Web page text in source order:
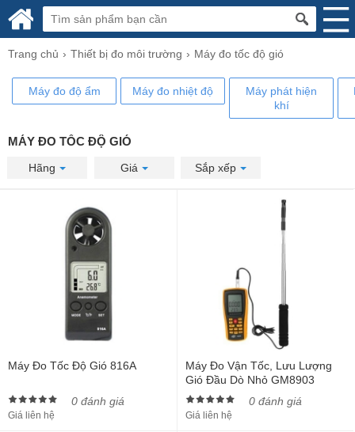
Trang chủ Thiết bị đo môi trường Máy đo tốc độ gió
Máy đo độ ẩm ​Máy đo nhiệt độ
Máy phát hiện
khí
MÁY ĐO TỐC ĐỘ GIÓ
Hãng Giá Sắp xếp
Máy Đo Tốc Độ Gió 816A
0 đánh giá
Giá liên hệ
Máy Đo Vận Tốc, Lưu Lượng
Gió Đầu Dò Nhỏ GM8903
0 đánh giá
Giá liên hệ